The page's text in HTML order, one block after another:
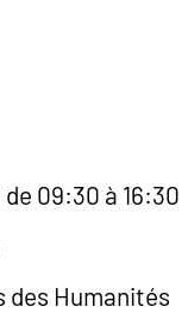
de 09:30 à 16:30
des Humanités